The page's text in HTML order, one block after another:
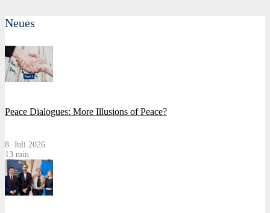
Neues
Peace Dialogues: More Illusions of Peace?
8. Juli 2026
13 min